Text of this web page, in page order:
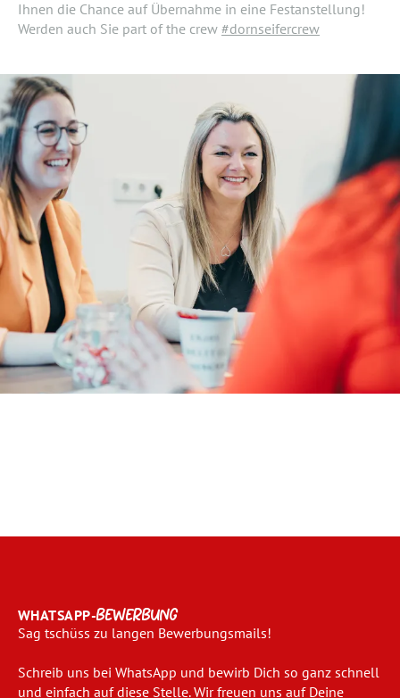
Ihnen die Chance auf Übernahme in eine Festanstellung!
Werden auch Sie part of the crew #dornseifercrew
WHATSAPP-BEWERBUNG
Sag tschüss zu langen Bewerbungsmails!
Schreib uns bei WhatsApp und bewirb Dich so ganz schnell
und einfach auf diese Stelle. Wir freuen uns auf Deine